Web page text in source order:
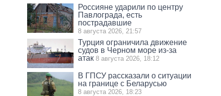
Россияне ударили по центру
Павлограда, есть
пострадавшие
8 августа 2026, 21:57
Турция ограничила движение
судов в Черном море из-за
атак 8 августа 2026, 18:12
В ГПСУ рассказали о ситуации
на границе с Беларусью
8 августа 2026, 18:23